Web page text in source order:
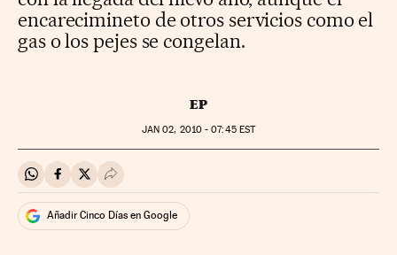
encarecimineto de otros servicios como el
gas o los pejes se congelan.
EP
JAN 02, 2010 - 07:45EST
Compartir en Whatsapp
Compartir en Facebook
Compartir en Twitter
Desplegar Redes Sociales
Añadir Cinco Días en Google